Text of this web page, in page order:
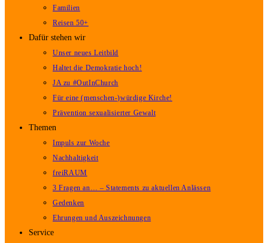
Familien
Reisen 50+
Dafür stehen wir
Unser neues Leitbild
Haltet die Demokratie hoch!
JA zu #OutInChurch
Für eine (menschen-)würdige Kirche!
Prävention sexualisierter Gewalt
Themen
Impuls zur Woche
Nachhaltigkeit
freiRAUM
3 Fragen an… – Statements zu aktuellen Anlässen
Gedenken
Ehrungen und Auszeichnungen
Service